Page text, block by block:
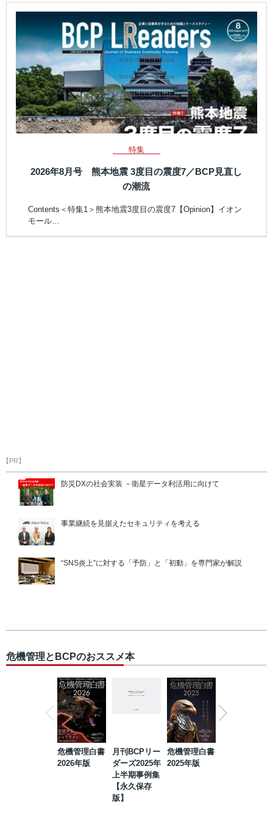
特集
2026年8月号 熊本地震 3度目の震度7／BCP見直し
の潮流
Contents＜特集1＞熊本地震3度目の震度7【Opinion】イオン
モール…
【PR】
防災DXの社会実装 －衛星データ利活用に向けて
事業継続を見据えたセキュリティを考える
“SNS炎上”に対する「予防」と「初動」を専門家が解説
危機管理とBCPのおススメ本
危機管理白書
2026年版
月刊BCPリー
ダーズ2025年
上半期事例集
【永久保存
版】
危機管理白書
2025年版